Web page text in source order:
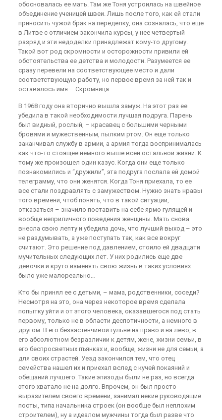
обосновалась ее мать. Там же Тоня устроилась на швейное
объединение ученицей швеи. Лишь после того, как ей стали
приносить чужой брак на переделку, она созналась, что еще
в Литве с отличием закончила курсы, у нее четвертый
разряд и эти недоделки принадлежат кому-то другому.
Такой вот род скромности и осторожности привили ей
обстоятельства ее детства и молодости. Разумеется ее
сразу перевели на соответствующее место и дали
соответствующую работу, но первое время за ней так и
оставалось имя – Скромница.
В 1968 году она вторично вышла замуж. На этот раз ее
убедила в такой необходимости лучшая подруга. Парень
был видный, рослый, – красавец с большими черными
бровями и мужественным, пылким ртом. Он еще только
заканчивал службу в армии, а армия тогда воспринималась
как что-то стоящее немного выше всей остальной жизни. К
тому же произошел один казус. Когда они еще только
познакомились и “дружили”, эта подруга послала ей домой
телеграмму, что они женятся. Когда Тоня приехала, то ее
все стали поздравлять с замужеством. Нужно знать нравы
того времени, чтоб понять, что в такой ситуации,
отказаться – значило поставить на себе ярмо гулящей и
вообще неприличного поведения женщины. Мать снова
внесла свою лепту и убедила дочь, что лучший выход – это
не раздумывать, а уже поступать так, как все вокруг
считают. Это решение под давлением, стоило ей двадцати
мучительных следующих лет. У них родились еще две
девочки и круто изменять свою жизнь в таких условиях
было уже малореально…
Кто бы принял ее с детьми, – мама, родственники, соседи?
Несмотря на это, она через некоторое время сделала
попытку уйти и от этого человека, оказавшегося под стать
первому, только не в области деспотичности, а немного в
другом. В его беззастенчивой гульне на право и на лево, в
его абсолютном безразличии к детям, жене, жизни семьи, в
его беспросветных пъянках и, вообще, жизни не для семьи, а
для своих страстей. Уезд закончился тем, что отец
семейства нашел их и приехал вслед с кучей покаяний и
обещаний лучшего. Такие эпизоды были не раз, но всегда
этого хватало не на долго. Впрочем, он был просто
выразителем своего времени, занимал некие руководящие
посты, типа начальника строек (он вообще был неплохим
строителем), ну а идеалом мужчины тогда был разве что